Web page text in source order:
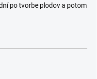
po tvorbe plodov a potom